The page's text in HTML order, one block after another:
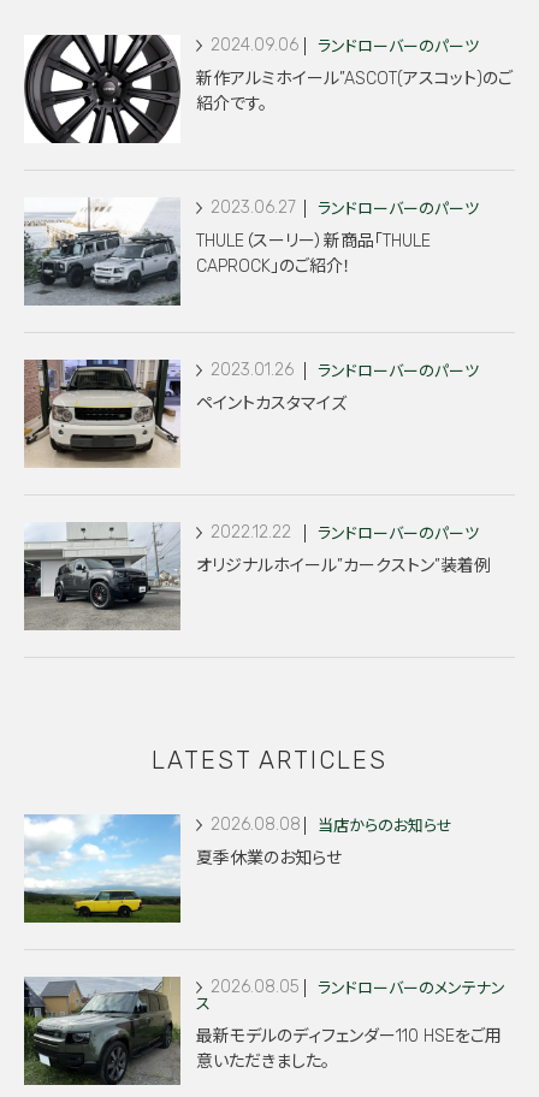
2024.09.06 ランドローバーのパーツ
新作アルミホイール”ASCOT(アスコット)のご
紹介です。
2023.06.27 ランドローバーのパーツ
THULE（スーリー）新商品「THULE
CAPROCK」のご紹介！
2023.01.26 ランドローバーのパーツ
ペイントカスタマイズ
2022.12.22 ランドローバーのパーツ
オリジナルホイール”カークストン”装着例
LATEST ARTICLES
2026.08.08 当店からのお知らせ
夏季休業のお知らせ
2026.08.05
ランドローバーのメンテナン
ス
最新モデルのディフェンダー110 HSEをご用
意いただきました。